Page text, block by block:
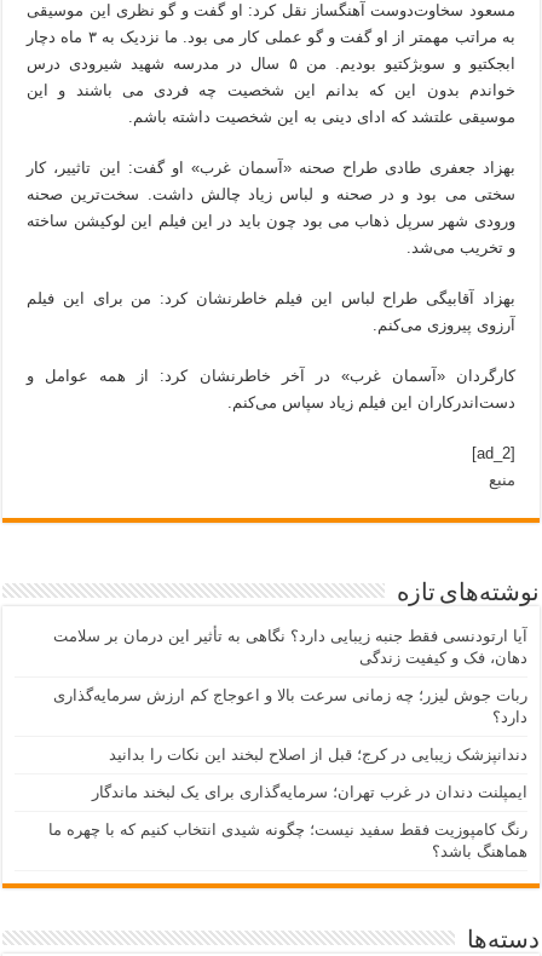
مسعود سخاوت‌دوست آهنگساز نقل کرد: او گفت و گو نظری این موسیقی
به مراتب مهمتر از او گفت و گو عملی کار می بود. ما نزدیک به ۳ ماه دچار
ابجکتیو و سوبژکتیو بودیم. من ۵ سال در مدرسه شهید شیرودی درس
خواندم بدون این که بدانم این شخصیت چه فردی می باشند و این
موسیقی علتشد که ادای دینی به این شخصیت داشته باشم.
بهزاد جعفری طادی طراح صحنه «آسمان غرب» او گفت: این تاثییر، کار
سختی می بود و در صحنه و لباس زیاد چالش داشت. سخت‌ترین صحنه
ورودی شهر سرپل ذهاب می بود چون باید در این فیلم این لوکیشن ساخته
و تخریب می‌شد‌‌.
بهزاد آقابیگی طراح لباس این فیلم خاطرنشان کرد: من برای این فیلم
آرزوی پیروزی می‌کنم.
کارگردان «آسمان غرب» در آخر خاطرنشان کرد: از همه عوامل و
دست‌اندرکاران این فیلم زیاد سپاس می‌کنم.
[ad_2]
منبع
نوشته‌های تازه
آیا ارتودنسی فقط جنبه زیبایی دارد؟ نگاهی به تأثیر این درمان بر سلامت
دهان، فک و کیفیت زندگی
ربات جوش لیزر؛ چه زمانی سرعت بالا و اعوجاج کم ارزش سرمایه‌گذاری
دارد؟
دندانپزشک زیبایی در کرج؛ قبل از اصلاح لبخند این نکات را بدانید
ایمپلنت دندان در غرب تهران؛ سرمایه‌گذاری برای یک لبخند ماندگار
رنگ کامپوزیت فقط سفید نیست؛ چگونه شیدی انتخاب کنیم که با چهره ما
هماهنگ باشد؟
دسته‌ها